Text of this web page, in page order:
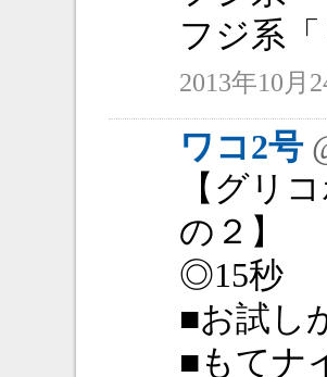
フジ系
2013年10月
ワコ2号
【グリ
の２】
◎15秒
■お試し
■もてナ